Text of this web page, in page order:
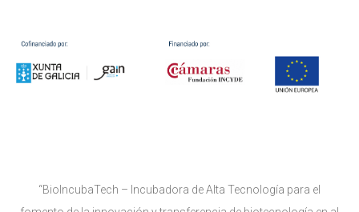
“BioIncubaTech – Incubadora de Alta Tecnología para el